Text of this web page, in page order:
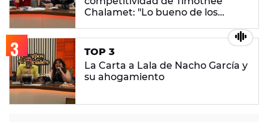
Chalamet: "Lo bueno de los
TOP 3
La Carta a Lala de Nacho García y
su ahogamiento